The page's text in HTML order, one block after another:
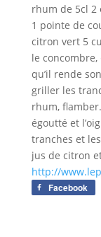
rhum de 5cl 2
1 pointe de
citron vert 5
le
qu’il rende
griller les
rhum,
égoutté et
tranches et
jus de citron
http://
Facebook